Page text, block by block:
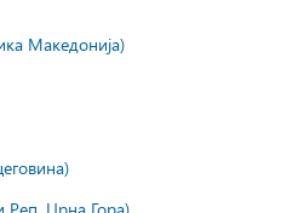
Македонија)
Реп. Црна Гора)